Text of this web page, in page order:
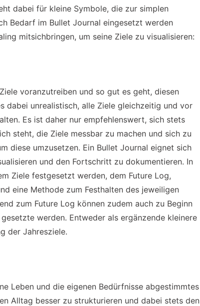
dabei für kleine Symbole, die zur simplen
Bedarf im Bullet Journal eingesetzt werden
mitsichbringen, um seine Ziele zu visualisieren:
voranzutreiben und so gut es geht, diesen
dabei unrealistisch, alle Ziele gleichzeitig und vor
Es ist daher nur empfehlenswert, sich stets
steht, die Ziele messbar zu machen und sich zu
diese umzusetzen. Ein Bullet Journal eignet sich
und den Fortschritt zu dokumentieren. In
Ziele festgesetzt werden, dem Future Log,
eine Methode zum Festhalten des jeweiligen
zum Future Log können zudem auch zu Beginn
werden. Entweder als ergänzende kleinere
der Jahresziele.
Leben und die eigenen Bedürfnisse abgestimmtes
Alltag besser zu strukturieren und dabei stets den